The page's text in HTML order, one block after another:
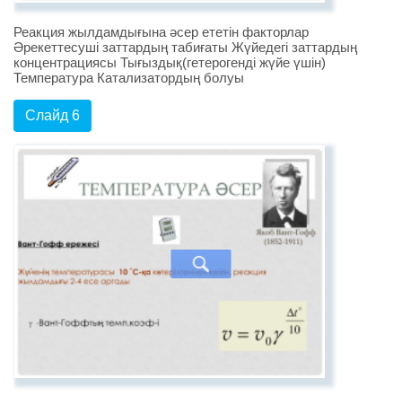
Реакция жылдамдығына әсер ететін факторлар
Әрекеттесуші заттардың табиғаты Жүйедегі заттардың
концентрациясы Тығыздық(гетерогенді жүйе үшін)
Температура Катализатордың болуы
Слайд 6